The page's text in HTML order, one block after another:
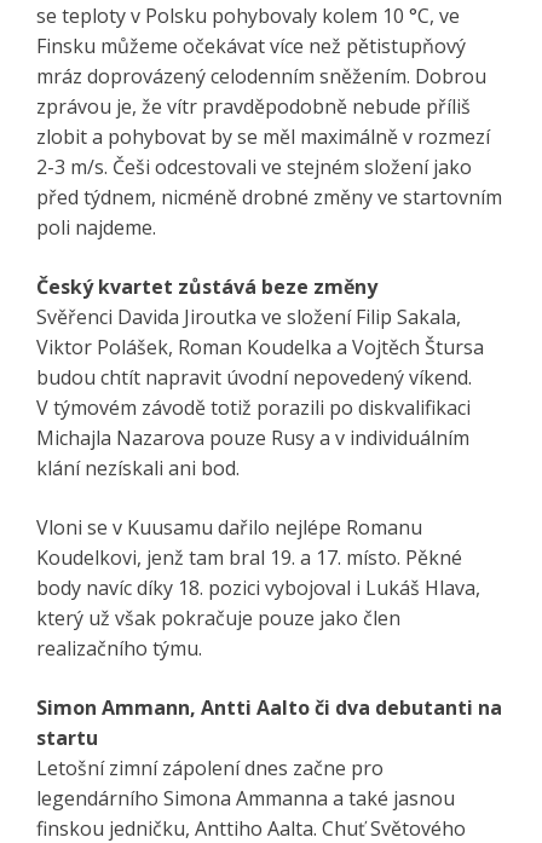
se teploty v Polsku pohybovaly kolem 10 °C, ve
Finsku můžeme očekávat více než pětistupňový
mráz doprovázený celodenním sněžením. Dobrou
zprávou je, že vítr pravděpodobně nebude příliš
zlobit a pohybovat by se měl maximálně v rozmezí
2-3 m/s. Češi odcestovali ve stejném složení jako
před týdnem, nicméně drobné změny ve startovním
poli najdeme.
Český kvartet zůstává beze změny
Svěřenci Davida Jiroutka ve složení Filip Sakala,
Viktor Polášek, Roman Koudelka a Vojtěch Štursa
budou chtít napravit úvodní nepovedený víkend.
V týmovém závodě totiž porazili po diskvalifikaci
Michajla Nazarova pouze Rusy a v individuálním
klání nezískali ani bod.
Vloni se v Kuusamu dařilo nejlépe Romanu
Koudelkovi, jenž tam bral 19. a 17. místo. Pěkné
body navíc díky 18. pozici vybojoval i Lukáš Hlava,
který už však pokračuje pouze jako člen
realizačního týmu.
Simon Ammann, Antti Aalto či dva debutanti na
startu
Letošní zimní zápolení dnes začne pro
legendárního Simona Ammanna a také jasnou
finskou jedničku, Anttiho Aalta. Chuť Světového